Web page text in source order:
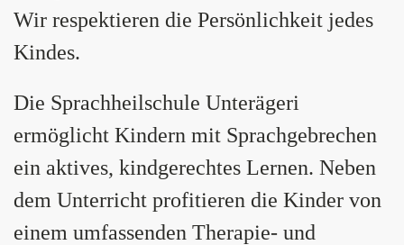
Wir respektieren die Persönlichkeit jedes
Kindes.
Die Sprachheilschule Unterägeri
ermöglicht Kindern mit Sprachgebrechen
ein aktives, kindgerechtes Lernen. Neben
dem Unterricht profitieren die Kinder von
einem umfassenden Therapie- und